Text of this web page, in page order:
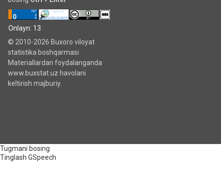
Onlayn: 13
© 2010-2026 Buxoro viloyat
statistika boshqarmasi
Materiallardan foydalanganda
www.buxstat.uz havolani
keltirish majburiy.
Tugmani bosing
Tinglash GSpeech